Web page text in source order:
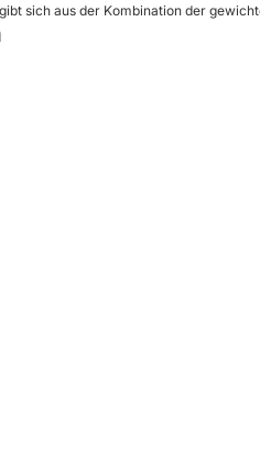
sich aus der Kombination der